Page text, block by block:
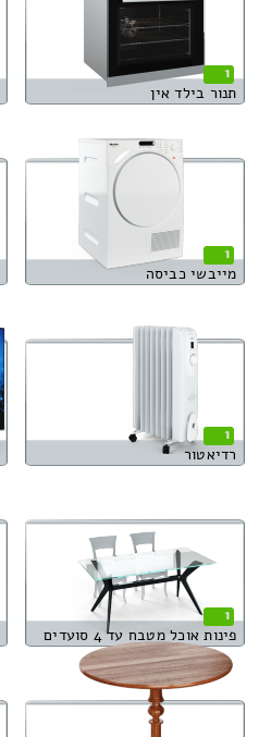
1
תנור בילד אין
1
מייבשי כביסה
1
רדיאטור
1
פינות אוכל מטבח עד 4 סועדים